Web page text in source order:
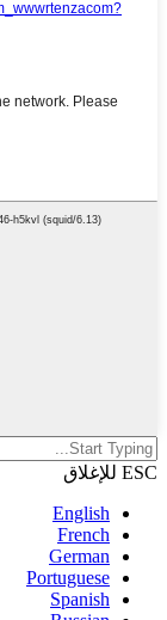
ESC للإغلاق
English
French
German
Portuguese
Spanish